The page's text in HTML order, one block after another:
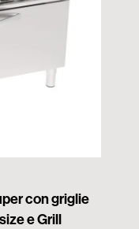
con griglie
e Grill